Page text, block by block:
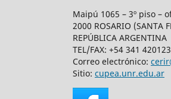
Maipú 1065 – 3º piso –
2000 ROSARIO (SANTA
REPÚBLICA ARGENTINA
TEL/FAX: +54 341
Correo electrónico:
Sitio: cupea.unr.edu.ar